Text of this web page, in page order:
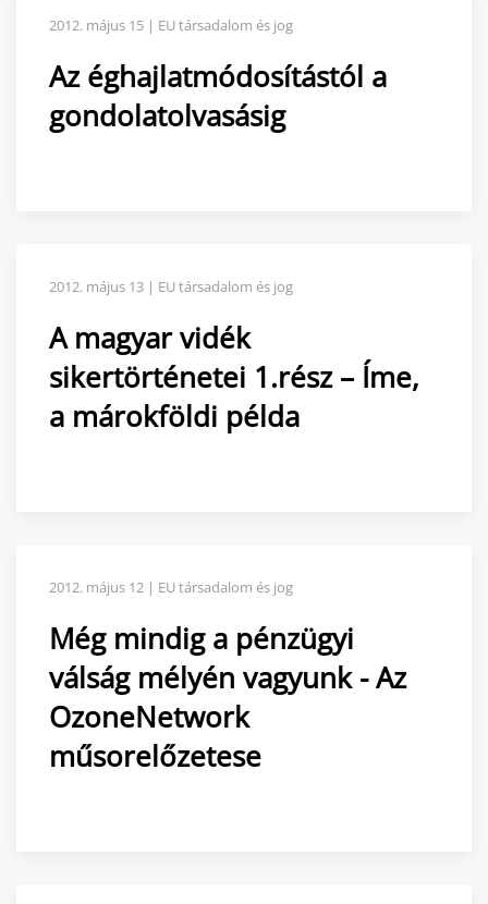
2012. május 15 | EU társadalom és jog
Az éghajlatmódosítástól a
gondolatolvasásig
2012. május 13 | EU társadalom és jog
A magyar vidék
sikertörténetei 1.rész – Íme,
a márokföldi példa
2012. május 12 | EU társadalom és jog
Még mindig a pénzügyi
válság mélyén vagyunk - Az
OzoneNetwork
műsorelőzetese